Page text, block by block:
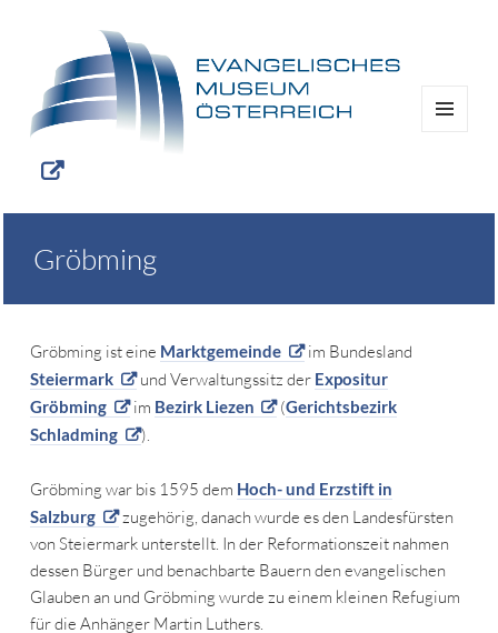
Gröbming
Gröbming ist eine Marktgemeinde im Bundesland
Steiermark und Verwaltungssitz der Expositur
Gröbming
im Bezirk Liezen (Gerichtsbezirk
Schladming
).
Gröbming war bis 1595 dem Hoch- und Erzstift in
Salzburg
zugehörig, danach wurde es den Landesfürsten
von Steiermark unterstellt. In der Reformationszeit nahmen
dessen Bürger und benachbarte Bauern den evangelischen
Glauben an und Gröbming wurde zu einem kleinen Refugium
für die Anhänger Martin Luthers.